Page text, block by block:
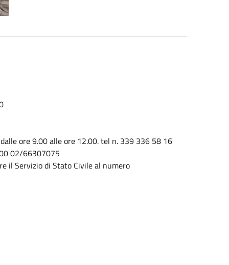
ore 9.00 alle ore 12.00. tel n. 339 336 58 16
02/66307075
il Servizio di Stato Civile al numero